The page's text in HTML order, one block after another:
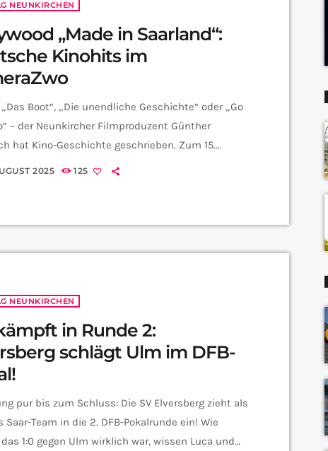
NEUNKIRCHEN
„Made in Saarland“:
Kinohits im
Boot“, „Die unendliche Geschichte“ oder „Go
– der Neunkircher Filmproduzent Günther
hat Kino-Geschichte geschrieben. Zum 15.
des Günther-Rohrbach-Filmpreises bringt das
2025 125
NEUNKIRCHEN
in Runde 2:
schlägt Ulm im DFB-
pur bis zum Schluss: Die SV Elversberg zieht als
Saar-Team in die 2. DFB-Pokalrunde ein! Wie
1:0 gegen Ulm wirklich war, wissen Luca und